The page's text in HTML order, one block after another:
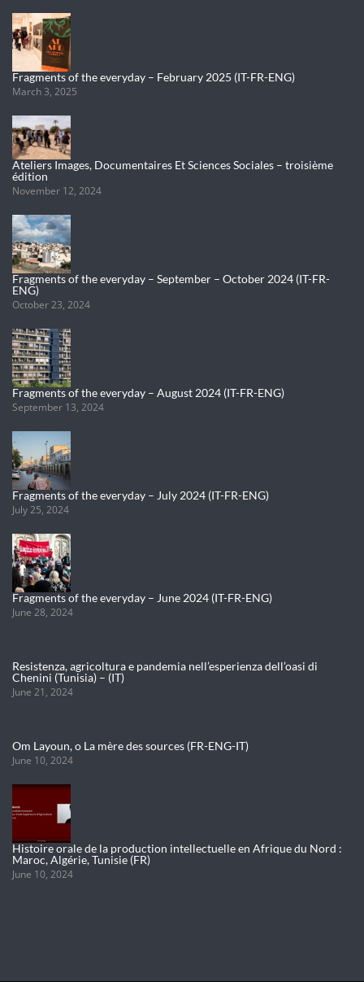
Fragments of the everyday – February 2025 (IT-FR-ENG)
March 3, 2025
Ateliers Images, Documentaires Et Sciences Sociales – troisième
édition
November 12, 2024
Fragments of the everyday – September – October 2024 (IT-FR-
ENG)
October 23, 2024
Fragments of the everyday – August 2024 (IT-FR-ENG)
September 13, 2024
Fragments of the everyday – July 2024 (IT-FR-ENG)
July 25, 2024
Fragments of the everyday – June 2024 (IT-FR-ENG)
June 28, 2024
Resistenza, agricoltura e pandemia nell’esperienza dell’oasi di
Chenini (Tunisia) – (IT)
June 21, 2024
Om Layoun, o La mère des sources (FR-ENG-IT)
June 10, 2024
Histoire orale de la production intellectuelle en Afrique du Nord :
Maroc, Algérie, Tunisie (FR)
June 10, 2024